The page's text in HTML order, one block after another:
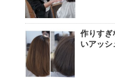
作りすぎ
いアッシ